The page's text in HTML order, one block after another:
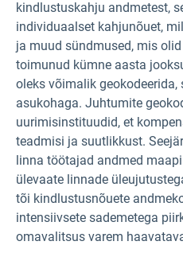
kindlustuskahju andmetest,
individuaalset kahjunõuet,
ja muud sündmused, mis
toimunud kümne aasta
oleks võimalik geokodeerida,
asukohaga. Juhtumite
uurimisinstituudid, et
teadmisi ja suutlikkust.
linna töötajad andmed
ülevaate linnade
tõi kindlustusnõuete
intensiivsete sademetega
omavalitsus varem